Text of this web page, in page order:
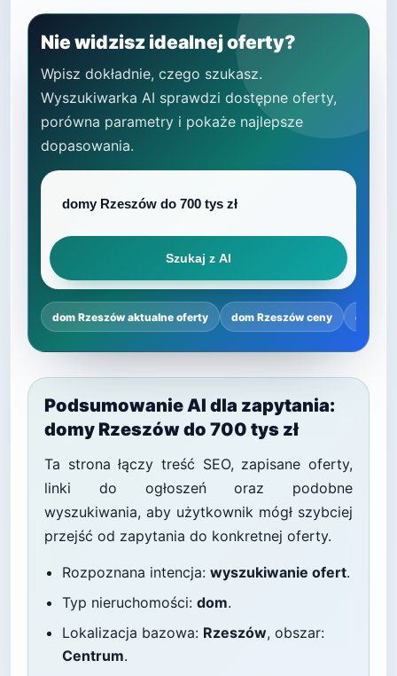
Nie widzisz idealnej oferty?
Wpisz dokładnie, czego szukasz.
Wyszukiwarka AI sprawdzi dostępne oferty,
porówna parametry i pokaże najlepsze
dopasowania.
Szukaj z AI
dom Rzeszów aktualne oferty dom Rzeszów ceny dom
Podsumowanie AI dla zapytania:
domy Rzeszów do 700 tys zł
Ta strona łączy treść SEO, zapisane oferty,
linki do ogłoszeń oraz podobne
wyszukiwania, aby użytkownik mógł szybciej
przejść od zapytania do konkretnej oferty.
Rozpoznana intencja: wyszukiwanie ofert.
Typ nieruchomości: dom.
Lokalizacja bazowa: Rzeszów, obszar:
Centrum.